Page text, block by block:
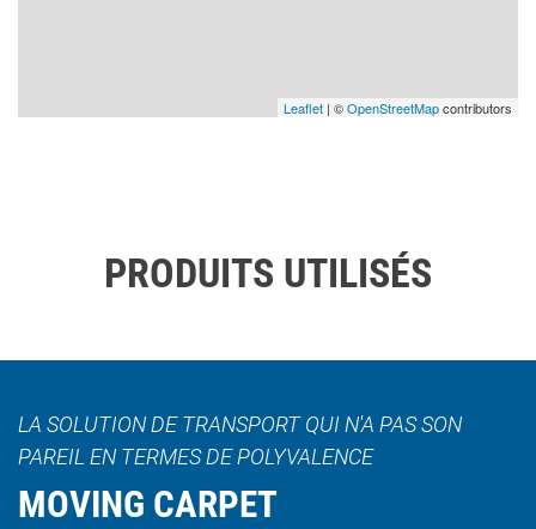
Leaflet | ©OpenStreetMapcontributors
PRODUITS UTILISÉS
LA SOLUTION DE TRANSPORT QUI N'A PAS SON
PAREIL EN TERMES DE POLYVALENCE
MOVING CARPET